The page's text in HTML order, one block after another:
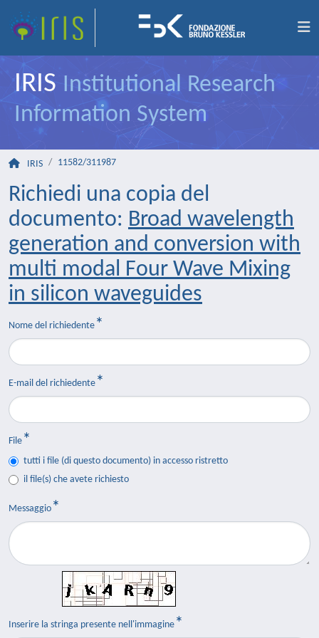
IRIS Institutional Research
Information System
IRIS 11582/311987
Richiedi una copia del
documento: Broad wavelength
generation and conversion with
multi modal Four Wave Mixing
in silicon waveguides
Nome del richiedente
E-mail del richiedente
File
tutti i file (di questo documento) in accesso ristretto
il file(s) che avete richiesto
Messaggio
Inserire la stringa presente nell'immagine